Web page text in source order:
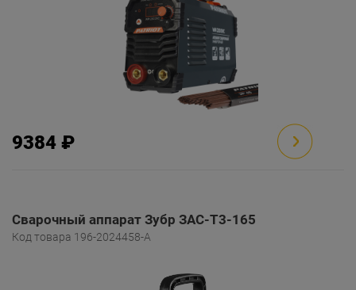
9384 ₽
Сварочный аппарат Зубр ЗАС-Т3-165
Код товара 196-2024458-A